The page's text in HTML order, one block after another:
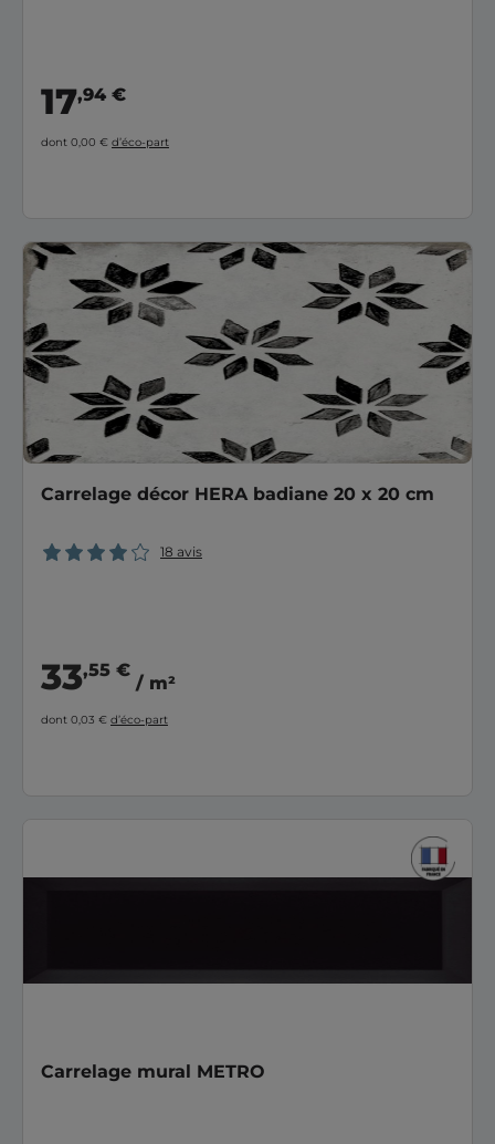
17,94 €
dont 0,00 € d’éco-part
Carrelage décor HERA badiane 20 x 20 cm
18 avis
33,55 €
/ m²
dont 0,03 € d’éco-part
Carrelage mural METRO